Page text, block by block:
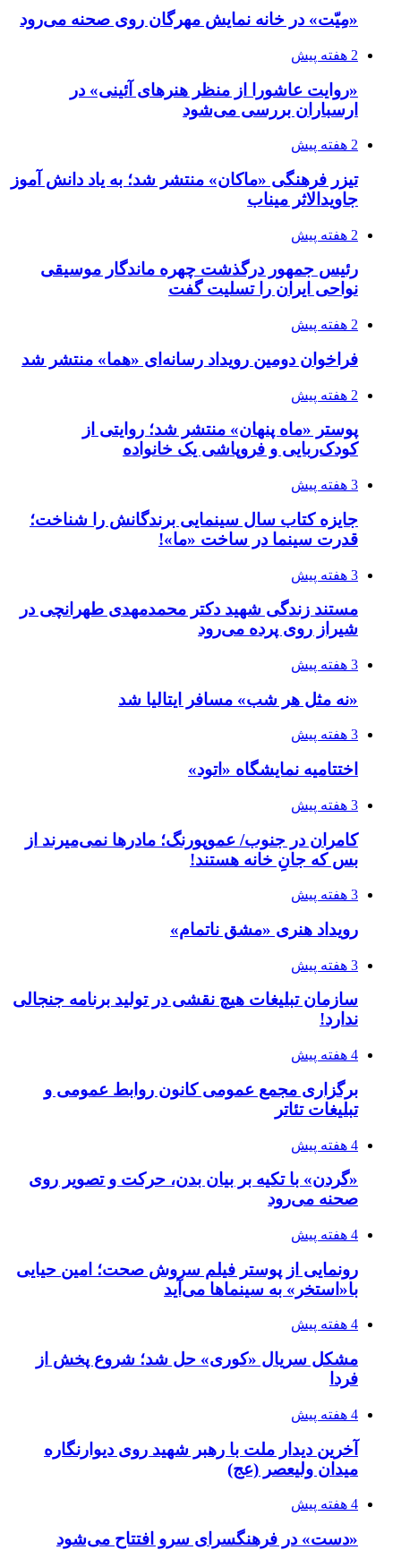
«مِیّت» در خانه نمایش مهرگان روی صحنه می‌رود
2 هفته پیش
«روایت عاشورا از منظر هنرهای آئینی» در
ارسباران بررسی می‌شود
2 هفته پیش
تیزر فرهنگی «ماکان» منتشر شد؛ به یاد دانش آموز
جاویدالاثر میناب
2 هفته پیش
رئیس جمهور درگذشت چهره ماندگار موسیقی
نواحی ایران را تسلیت گفت
2 هفته پیش
فراخوان دومین رویداد رسانه‌ای «هما» منتشر شد
2 هفته پیش
پوستر «ماه پنهان» منتشر شد؛ روایتی از
کودک‌ربایی و فروپاشی یک خانواده
3 هفته پیش
جایزه کتاب سال سینمایی برندگانش را شناخت؛
قدرت سینما در ساخت «ما»!
3 هفته پیش
مستند زندگی شهید دکتر محمدمهدی طهرانچی در
شیراز روی پرده می‌رود
3 هفته پیش
«نه مثل هر شب» مسافر ایتالیا شد
3 هفته پیش
اختتامیه نمایشگاه «اتود»
3 هفته پیش
کامران در جنوب/ عموپورنگ؛ مادرها نمی‌میرند از
بس که جانِ خانه هستند!
3 هفته پیش
رویداد هنری «مشق ناتمام»
3 هفته پیش
سازمان تبلیغات هیچ نقشی در تولید برنامه جنجالی
ندارد!
4 هفته پیش
برگزاری مجمع عمومی کانون روابط عمومی و
تبلیغات تئاتر
4 هفته پیش
«گردن» با تکیه بر بیان بدن، حرکت و تصویر روی
صحنه می‌رود
4 هفته پیش
رونمایی از پوستر فیلم سروش صحت؛ امین حیایی
با«استخر» به سینماها می‌آید
4 هفته پیش
مشکل سریال «کوری» حل شد؛ شروع پخش از
فردا
4 هفته پیش
آخرین دیدار ملت با رهبر شهید روی دیوارنگاره
میدان ولیعصر (عج)
4 هفته پیش
«دست» در فرهنگسرای سرو افتتاح می‌شود